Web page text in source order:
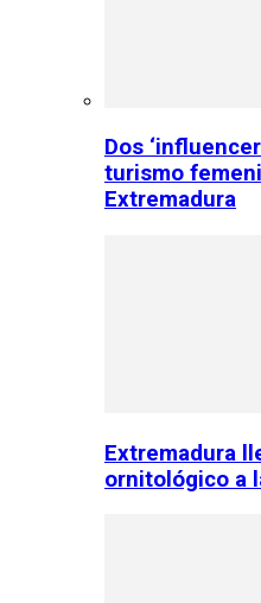
Dos
turismo
Extremadura
Extremadura
ornitológico a